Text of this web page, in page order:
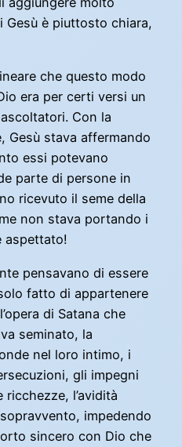
Gesù è piuttosto chiara,
che questo modo
era per certi versi un
Con la
Gesù stava affermando
essi potevano
parte di persone in
ricevuto il seme della
non stava portando i
aspettato!
pensavano di essere
fatto di appartenere
di Satana che
seminato, la
nel loro intimo, i
gli impegni
ricchezze, l’avidità
impedendo
sincero con Dio che